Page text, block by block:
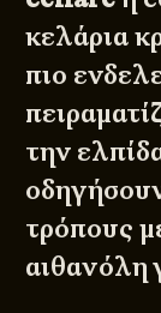
κελάρια
πιο
την
τρόπους
αιθανόλη